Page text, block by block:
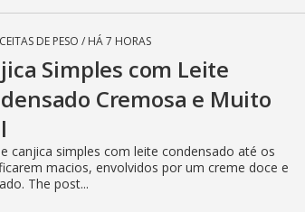
DE PESO / HÁ 7 HORAS
Simples com Leite
Cremosa e Muito
canjica simples com leite condensado até os
macios, envolvidos por um creme doce e
The post...